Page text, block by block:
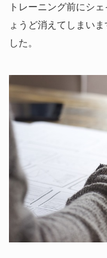
トレーニング前にシ
ょうど消えてしまい
した。